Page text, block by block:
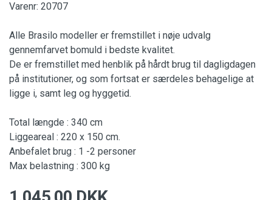
Varenr: 20707
Alle Brasilo modeller er fremstillet i nøje udvalg
gennemfarvet bomuld i bedste kvalitet.
De er fremstillet med henblik på hårdt brug til dagligdagen
på institutioner, og som fortsat er særdeles behagelige at
ligge i, samt leg og hyggetid.
Total længde : 340 cm
Liggeareal : 220 x 150 cm.
Anbefalet brug : 1 -2 personer
Max belastning : 300 kg